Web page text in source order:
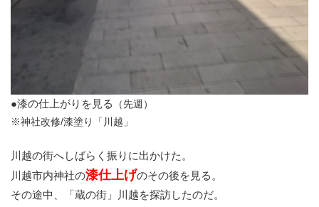
●漆の仕上がりを見る
（先週）
※神社改修/漆塗り「 川越」
川越の街へしばらく振りに出かけた。
川越市内神社の漆仕上げのその後を見る。
その途中、「蔵の街」川越を探訪したのだ。